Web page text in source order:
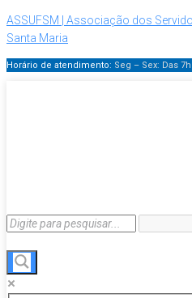
ASSUFSM | Associação dos
Santa Maria
Horário de atendimento: Seg – Sex: Das